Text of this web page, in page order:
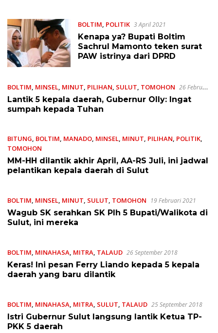
BOLTIM, POLITIK 3 April 2021
Kenapa ya? Bupati Boltim
Sachrul Mamonto teken surat
PAW istrinya dari DPRD
BOLTIM, MINSEL, MINUT, PILIHAN, SULUT, TOMOHON 26 Februari
2021
Lantik 5 kepala daerah, Gubernur Olly: Ingat
sumpah kepada Tuhan
BITUNG, BOLTIM, MANADO, MINSEL, MINUT, PILIHAN, POLITIK,
TOMOHON
23 Februari 2021
MM-HH dilantik akhir April, AA-RS Juli, ini jadwal
pelantikan kepala daerah di Sulut
BOLTIM, MINSEL, MINUT, SULUT, TOMOHON 19 Februari 2021
Wagub SK serahkan SK Plh 5 Bupati/Walikota di
Sulut, ini mereka
BOLTIM, MINAHASA, MITRA, TALAUD 26 September 2018
Keras! Ini pesan Ferry Liando kepada 5 kepala
daerah yang baru dilantik
BOLTIM, MINAHASA, MITRA, SULUT, TALAUD 25 September 2018
Istri Gubernur Sulut langsung lantik Ketua TP-
PKK 5 daerah